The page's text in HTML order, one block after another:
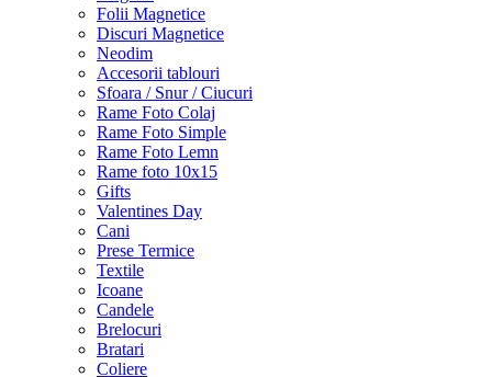
Folii Magnetice
Discuri Magnetice
Neodim
Accesorii tablouri
Sfoara / Snur / Ciucuri
Rame Foto Colaj
Rame Foto Simple
Rame Foto Lemn
Rame foto 10x15
Gifts
Valentines Day
Cani
Prese Termice
Textile
Icoane
Candele
Brelocuri
Bratari
Coliere